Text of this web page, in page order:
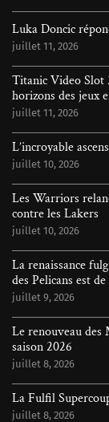
Luka Doncic
juillet 11, 2026
Titanic Video Slot
horizons des jeux
juillet 11, 2026
L’incroyable
juillet 10, 2026
Les Warriors
contre les Lakers
juillet 10, 2026
La renaissance
des Pelicans est
juillet 9, 2026
Le renouveau des
saison 2026
juillet 8, 2026
La Fulfil
juillet 8, 2026